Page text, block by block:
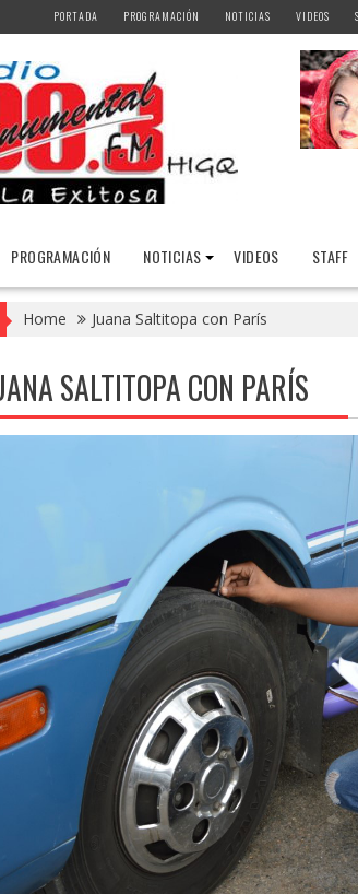
PORTADA PROGRAMACIÓN NOTICIAS VIDEOS
PROGRAMACIÓN NOTICIAS VIDEOS STAFF
Home Juana Saltitopa con París
SALTITOPA CON PARÍS